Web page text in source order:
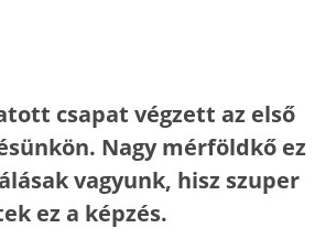
csapat végzett az első
Nagy mérföldkő ez
vagyunk, hisz szuper
ez a képzés.